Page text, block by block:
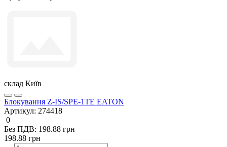
склад Київ
Блокування Z-IS/SPE-1TE EATON
Артикул: 274418
0
Без ПДВ: 198.88 грн
198.88 грн